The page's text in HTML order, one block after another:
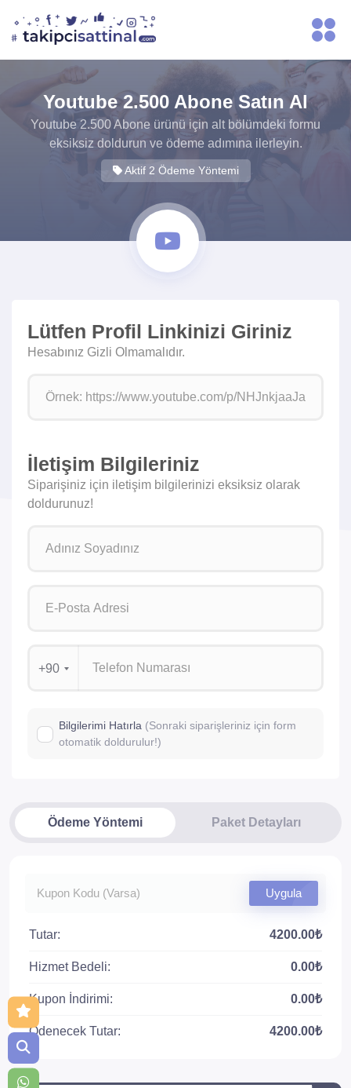
Youtube 2.500 Abone Satın Al
Youtube 2.500 Abone ürünü için alt bölümdeki formu
eksiksiz doldurun ve ödeme adımına ilerleyin.
Aktif 2 Ödeme Yöntemi
Lütfen Profil Linkinizi Giriniz
Hesabınız Gizli Olmamalıdır.
İletişim Bilgileriniz
Siparişiniz için iletişim bilgilerinizi eksiksiz olarak
doldurunuz!
+90
Bilgilerimi Hatırla (Sonraki siparişleriniz için form
otomatik doldurulur!)
Ödeme Yöntemi Paket Detayları
Uygula
Tutar: 4200.00₺
Hizmet Bedeli: 0.00₺
Kupon İndirimi: 0.00₺
Ödenecek Tutar: 4200.00₺